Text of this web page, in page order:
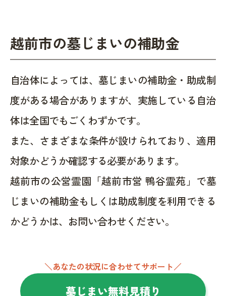
越前市の墓じまいの補助金
自治体によっては、墓じまいの補助金・助成制
度がある場合がありますが、実施している自治
体は全国でもごくわずかです。
また、さまざまな条件が設けられており、適用
対象かどうか確認する必要があります。
越前市の公営霊園「越前市営 鴨谷霊苑」で墓
じまいの補助金もしくは助成制度を利用できる
かどうかは、お問い合わせください。
＼あなたの状況に合わせてサポート／
墓じまい無料見積り